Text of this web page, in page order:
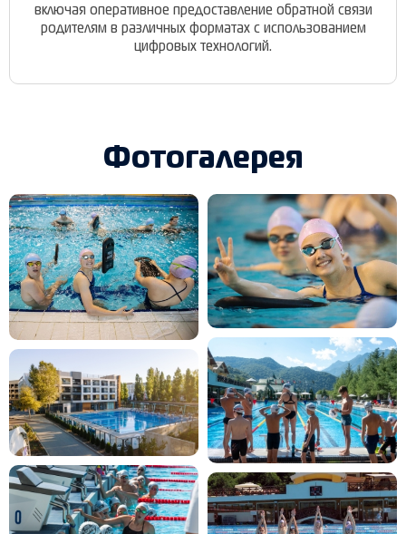
включая оперативное предоставление обратной связи
родителям в различных форматах с использованием
цифровых технологий.
Фотогалерея